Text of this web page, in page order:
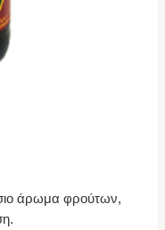
άρωμα φρούτων,